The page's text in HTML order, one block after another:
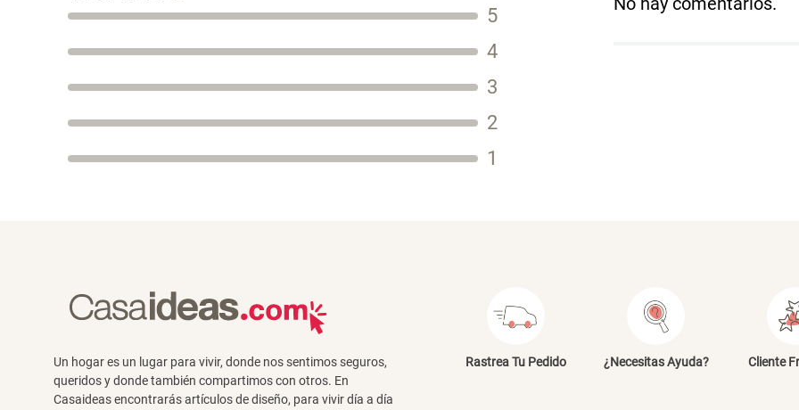
5
4
3
2
1
Un hogar es un lugar para vivir, donde nos sentimos seguros,
queridos y donde también compartimos con otros. En
Casaideas encontrarás artículos de diseño, para vivir día a día
Rastrea Tu Pedido ¿Necesitas Ayuda? Cliente